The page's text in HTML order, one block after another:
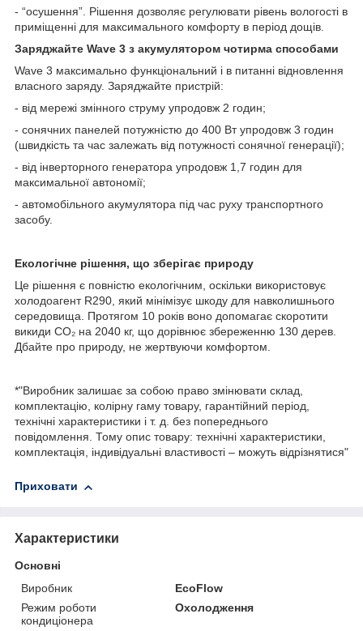
- “осушення”. Рішення дозволяє регулювати рівень вологості в
приміщенні для максимального комфорту в період дощів.
Заряджайте Wave 3 з акумулятором чотирма способами
Wave 3 максимально функціональний і в питанні відновлення
власного заряду. Заряджайте пристрій:
- від мережі змінного струму упродовж 2 годин;
- сонячних панелей потужністю до 400 Вт упродовж 3 годин
(швидкість та час залежать від потужності сонячної генерації);
- від інверторного генератора упродовж 1,7 годин для
максимальної автономії;
- автомобільного акумулятора під час руху транспортного
засобу.
Екологічне рішення, що зберігає природу
Це рішення є повністю екологічним, оскільки використовує
холодоагент R290, який мінімізує шкоду для навколишнього
середовища. Протягом 10 років воно допомагає скоротити
викиди CO₂ на 2040 кг, що дорівнює збереженню 130 дерев.
Дбайте про природу, не жертвуючи комфортом.
*"Виробник залишає за собою право змінювати склад,
комплектацію, колірну гаму товару, гарантійний період,
технічні характеристики і т. д. без попереднього
повідомлення. Тому опис товару: технічні характеристики,
комплектація, індивідуальні властивості – можуть відрізнятися"
Приховати
Характеристики
Основні
Виробник
EcoFlow
Режим роботи
кондиціонера
Охолодження